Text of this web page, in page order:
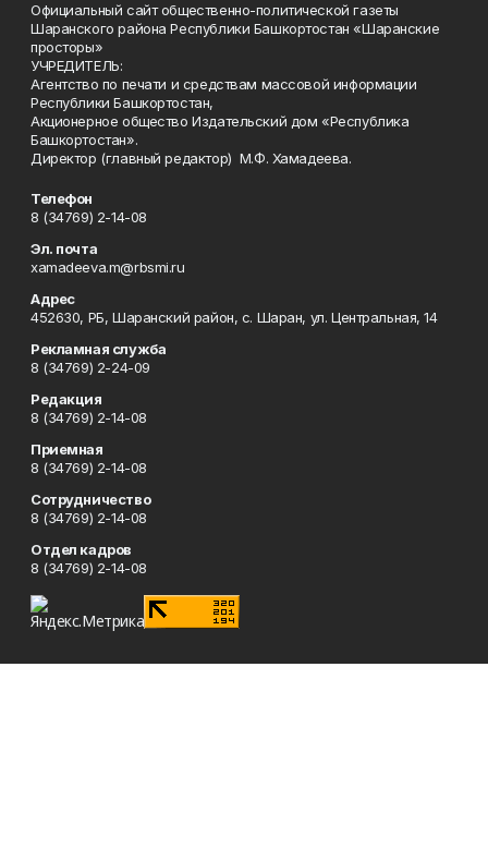
Официальный сайт общественно-политической газеты
Шаранского района Республики Башкортостан «Шаранские
просторы»
УЧРЕДИТЕЛЬ:
Агентство по печати и средствам массовой информации
Республики Башкортостан,
Акционерное общество Издательский дом «Республика
Башкортостан».
Директор (главный редактор) М.Ф. Хамадеева.
Телефон
8 (34769) 2-14-08
Эл. почта
xamadeeva.m@rbsmi.ru
Адрес
452630, РБ, Шаранский район, с. Шаран, ул. Центральная, 14
Рекламная служба
8 (34769) 2-24-09
Редакция
8 (34769) 2-14-08
Приемная
8 (34769) 2-14-08
Сотрудничество
8 (34769) 2-14-08
Отдел кадров
8 (34769) 2-14-08